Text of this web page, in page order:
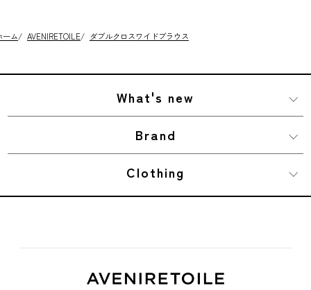
ーム/ AVENIRETOILE/ ダブルクロスワイドブラウス
What's new
Brand
Clothing